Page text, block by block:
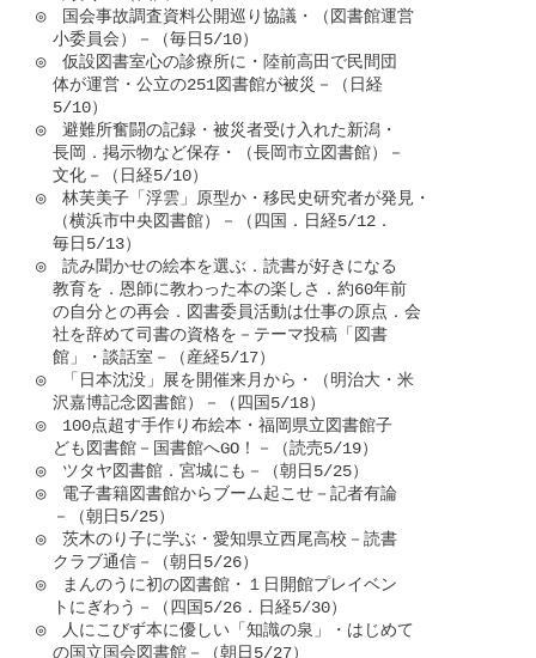
◎　国会事故調査資料公開巡り協議・（図書館運営
小委員会）－（毎日5/10）
◎　仮設図書室心の診療所に・陸前高田で民間団
体が運営・公立の251図書館が被災－（日経
5/10）
◎　避難所奮闘の記録・被災者受け入れた新潟・
長岡．掲示物など保存・（長岡市立図書館）－
文化－（日経5/10）
◎　林芙美子「浮雲」原型か・移民史研究者が発見・
（横浜市中央図書館）－（四国．日経5/12．
毎日5/13）
◎　読み聞かせの絵本を選ぶ．読書が好きになる
教育を．恩師に教わった本の楽しさ．約60年前
の自分との再会．図書委員活動は仕事の原点．会
社を辞めて司書の資格を－テーマ投稿「図書
館」・談話室－（産経5/17）
◎　「日本沈没」展を開催来月から・（明治大・米
沢嘉博記念図書館）－（四国5/18）
◎　100点超す手作り布絵本・福岡県立図書館子
ども図書館－国書館へGO！－（読売5/19）
◎　ツタヤ図書館．宮城にも－（朝日5/25）
◎　電子書籍図書館からブーム起こせ－記者有論
－（朝日5/25）
◎　茨木のり子に学ぶ・愛知県立西尾高校－読書
クラブ通信－（朝日5/26）
◎　まんのうに初の図書館・１日開館プレイベン
トにぎわう－（四国5/26．日経5/30）
◎　人にこびず本に優しい「知識の泉」・はじめて
の国立国会図書館－（朝日5/27）